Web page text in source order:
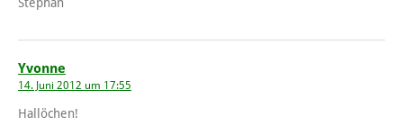
Yvonne
14. Juni 2012 um 17:55
Hallöchen!